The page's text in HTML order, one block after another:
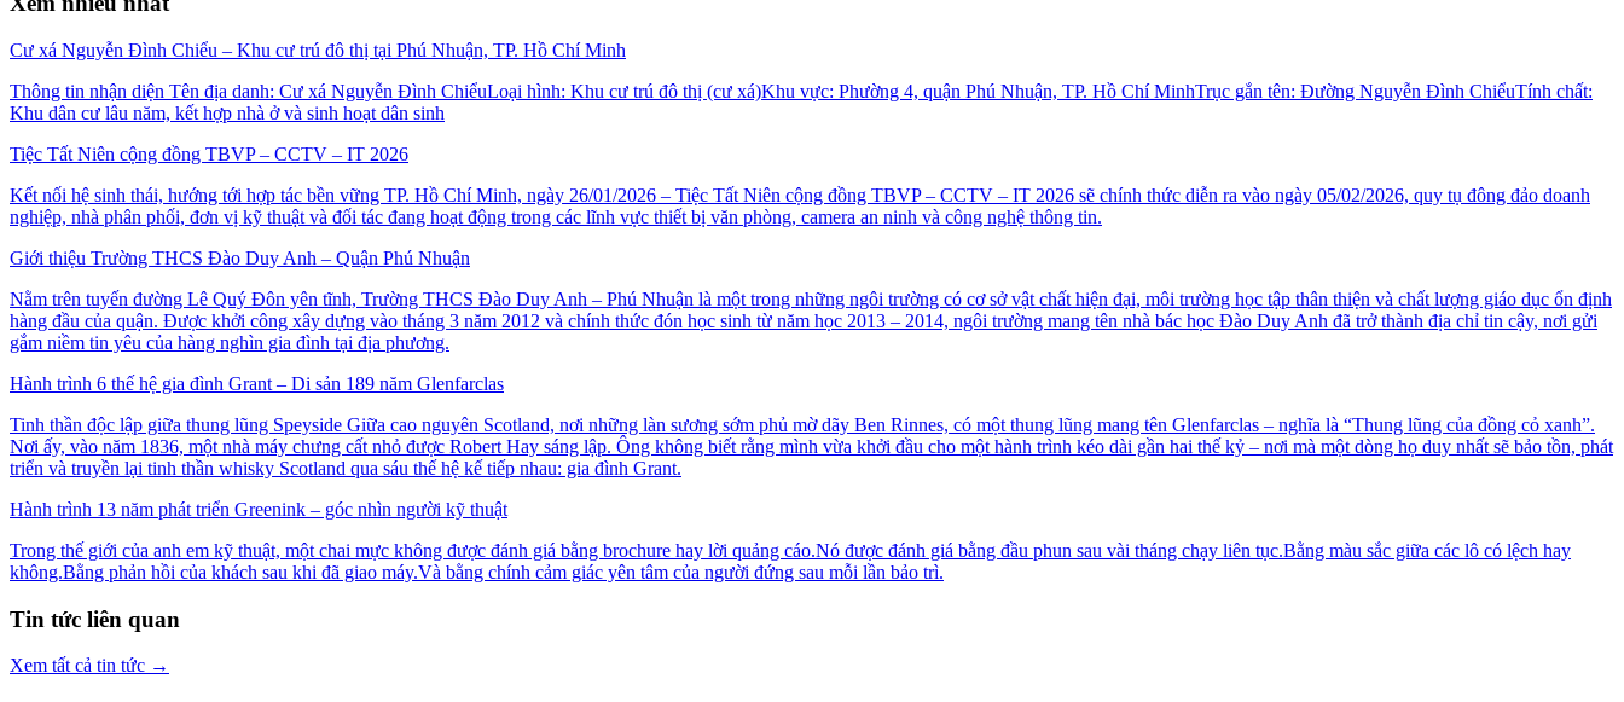
Cư xá Nguyễn Đình Chiểu – Khu cư trú đô thị tại Phú Nhuận, TP. Hồ Chí Minh
Thông tin nhận diện Tên địa danh: Cư xá Nguyễn Đình ChiểuLoại hình: Khu cư trú đô thị (cư xá)Khu vực: Phường 4, quận Phú Nhuận, TP. Hồ Chí MinhTrục gắn tên: Đường Nguyễn Đình ChiểuTính chất:
Khu dân cư lâu năm, kết hợp nhà ở và sinh hoạt dân sinh
Tiệc Tất Niên cộng đồng TBVP – CCTV – IT 2026
Kết nối hệ sinh thái, hướng tới hợp tác bền vững TP. Hồ Chí Minh, ngày 26/01/2026 – Tiệc Tất Niên cộng đồng TBVP – CCTV – IT 2026 sẽ chính thức diễn ra vào ngày 05/02/2026, quy tụ đông đảo doanh
nghiệp, nhà phân phối, đơn vị kỹ thuật và đối tác đang hoạt động trong các lĩnh vực thiết bị văn phòng, camera an ninh và công nghệ thông tin.
Giới thiệu Trường THCS Đào Duy Anh – Quận Phú Nhuận
Nằm trên tuyến đường Lê Quý Đôn yên tĩnh, Trường THCS Đào Duy Anh – Phú Nhuận là một trong những ngôi trường có cơ sở vật chất hiện đại, môi trường học tập thân thiện và chất lượng giáo dục ổn định
hàng đầu của quận. Được khởi công xây dựng vào tháng 3 năm 2012 và chính thức đón học sinh từ năm học 2013 – 2014, ngôi trường mang tên nhà bác học Đào Duy Anh đã trở thành địa chỉ tin cậy, nơi gửi
gắm niềm tin yêu của hàng nghìn gia đình tại địa phương.
Hành trình 6 thế hệ gia đình Grant – Di sản 189 năm Glenfarclas
Tinh thần độc lập giữa thung lũng Speyside Giữa cao nguyên Scotland, nơi những làn sương sớm phủ mờ dãy Ben Rinnes, có một thung lũng mang tên Glenfarclas – nghĩa là “Thung lũng của đồng cỏ xanh”.
Nơi ấy, vào năm 1836, một nhà máy chưng cất nhỏ được Robert Hay sáng lập. Ông không biết rằng mình vừa khởi đầu cho một hành trình kéo dài gần hai thế kỷ – nơi mà một dòng họ duy nhất sẽ bảo tồn, phát
triển và truyền lại tinh thần whisky Scotland qua sáu thế hệ kế tiếp nhau: gia đình Grant.
Hành trình 13 năm phát triển Greenink – góc nhìn người kỹ thuật
Trong thế giới của anh em kỹ thuật, một chai mực không được đánh giá bằng brochure hay lời quảng cáo.Nó được đánh giá bằng đầu phun sau vài tháng chạy liên tục.Bằng màu sắc giữa các lô có lệch hay
không.Bằng phản hồi của khách sau khi đã giao máy.Và bằng chính cảm giác yên tâm của người đứng sau mỗi lần bảo trì.
Tin tức liên quan
Xem tất cả tin tức →